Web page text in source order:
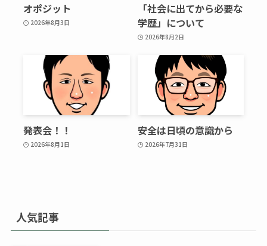
オポジット
2026年8月3日
「社会に出てから必要な
学歴」について
2026年8月2日
発表会！！
2026年8月1日
安全は日頃の意識から
2026年7月31日
人気記事